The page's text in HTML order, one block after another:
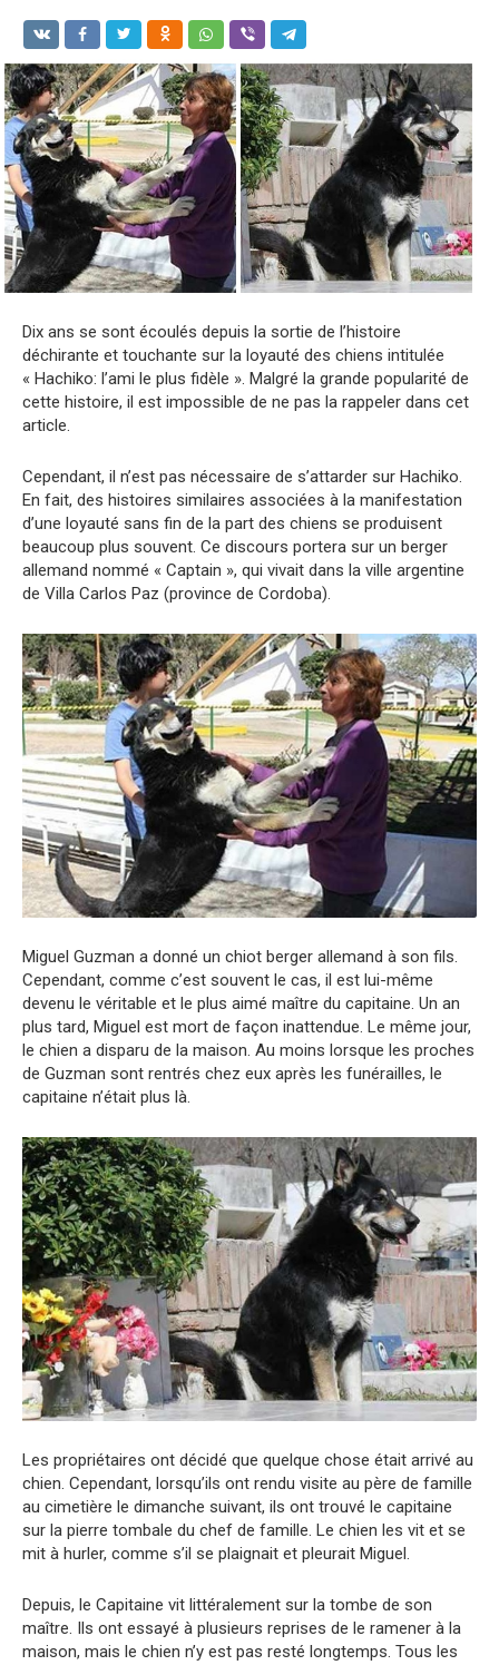
Dix ans se sont écoulés depuis la sortie de l’histoire
déchirante et touchante sur la loyauté des chiens intitulée
« Hachiko: l’ami le plus fidèle ». Malgré la grande popularité de
cette histoire, il est impossible de ne pas la rappeler dans cet
article.
Cependant, il n’est pas nécessaire de s’attarder sur Hachiko.
En fait, des histoires similaires associées à la manifestation
d’une loyauté sans fin de la part des chiens se produisent
beaucoup plus souvent. Ce discours portera sur un berger
allemand nommé « Captain », qui vivait dans la ville argentine
de Villa Carlos Paz (province de Cordoba).
Miguel Guzman a donné un chiot berger allemand à son fils.
Cependant, comme c’est souvent le cas, il est lui-même
devenu le véritable et le plus aimé maître du capitaine. Un an
plus tard, Miguel est mort de façon inattendue. Le même jour,
le chien a disparu de la maison. Au moins lorsque les proches
de Guzman sont rentrés chez eux après les funérailles, le
capitaine n’était plus là.
Les propriétaires ont décidé que quelque chose était arrivé au
chien. Cependant, lorsqu’ils ont rendu visite au père de famille
au cimetière le dimanche suivant, ils ont trouvé le capitaine
sur la pierre tombale du chef de famille. Le chien les vit et se
mit à hurler, comme s’il se plaignait et pleurait Miguel.
Depuis, le Capitaine vit littéralement sur la tombe de son
maître. Ils ont essayé à plusieurs reprises de le ramener à la
maison, mais le chien n’y est pas resté longtemps. Tous les